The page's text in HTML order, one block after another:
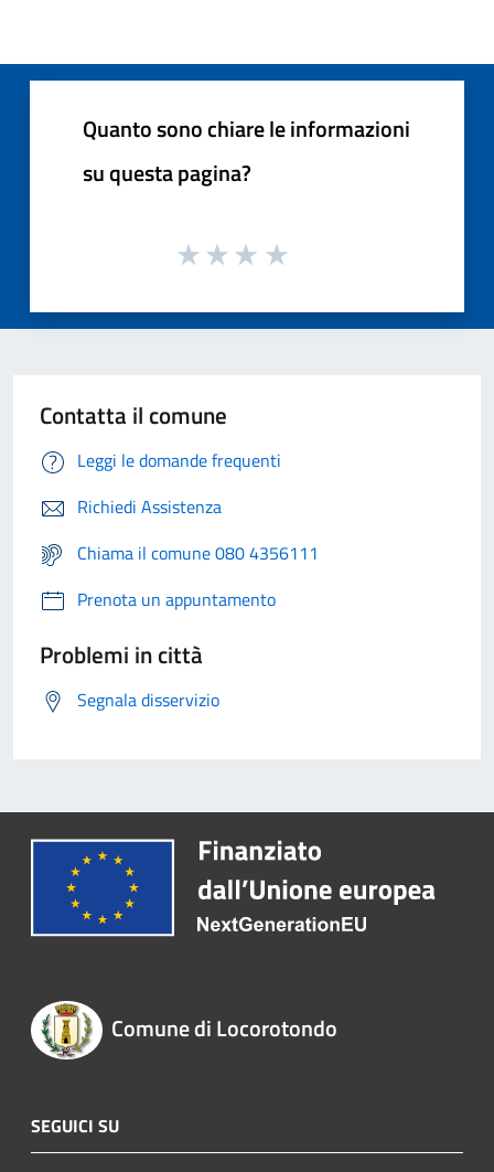
Quanto sono chiare le informazioni
su questa pagina?
Contatta il comune
Leggi le domande frequenti
Richiedi Assistenza
Chiama il comune 080 4356111
Prenota un appuntamento
Problemi in città
Segnala disservizio
Comune di Locorotondo
SEGUICI SU